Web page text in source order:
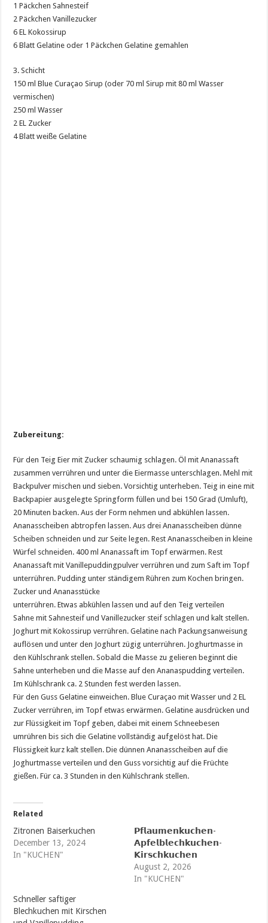
1 Päckchen Sahnesteif
2 Päckchen Vanillezucker
6 EL Kokossirup
6 Blatt Gelatine oder 1 Päckchen Gelatine gemahlen
3. Schicht
150 ml Blue Curaçao Sirup (oder 70 ml Sirup mit 80 ml Wasser
vermischen)
250 ml Wasser
2 EL Zucker
4 Blatt weiße Gelatine
Zubereitung:
Für den Teig Eier mit Zucker schaumig schlagen. Öl mit Ananassaft
zusammen verrühren und unter die Eiermasse unterschlagen. Mehl mit
Backpulver mischen und sieben. Vorsichtig unterheben. Teig in eine mit
Backpapier ausgelegte Springform füllen und bei 150 Grad (Umluft),
20 Minuten backen. Aus der Form nehmen und abkühlen lassen.
Ananasscheiben abtropfen lassen. Aus drei Ananasscheiben dünne
Scheiben schneiden und zur Seite legen. Rest Ananasscheiben in kleine
Würfel schneiden. 400 ml Ananassaft im Topf erwärmen. Rest
Ananassaft mit Vanillepuddingpulver verrühren und zum Saft im Topf
unterrühren. Pudding unter ständigem Rühren zum Kochen bringen.
Zucker und Ananasstücke
unterrühren. Etwas abkühlen lassen und auf den Teig verteilen
Sahne mit Sahnesteif und Vanillezucker steif schlagen und kalt stellen.
Joghurt mit Kokossirup verrühren. Gelatine nach Packungsanweisung
auflösen und unter den Joghurt zügig unterrühren. Joghurtmasse in
den Kühlschrank stellen. Sobald die Masse zu gelieren beginnt die
Sahne unterheben und die Masse auf den Ananaspudding verteilen.
Im Kühlschrank ca. 2 Stunden fest werden lassen.
Für den Guss Gelatine einweichen. Blue Curaçao mit Wasser und 2 EL
Zucker verrühren, im Topf etwas erwärmen. Gelatine ausdrücken und
zur Flüssigkeit im Topf geben, dabei mit einem Schneebesen
umrühren bis sich die Gelatine vollständig aufgelöst hat. Die
Flüssigkeit kurz kalt stellen. Die dünnen Ananasscheiben auf die
Joghurtmasse verteilen und den Guss vorsichtig auf die Früchte
gießen. Für ca. 3 Stunden in den Kühlschrank stellen.
Related
Zitronen Baiserkuchen
December 13, 2024
In "KUCHEN"
𝗣𝗳𝗹𝗮𝘂𝗺𝗲𝗻𝗸𝘂𝗰𝗵𝗲𝗻-
𝗔𝗽𝗳𝗲𝗹𝗯𝗹𝗲𝗰𝗵𝗸𝘂𝗰𝗵𝗲𝗻-
𝗞𝗶𝗿𝘀𝗰𝗵𝗸𝘂𝗰𝗵𝗲𝗻
August 2, 2026
In "KUCHEN"
Schneller saftiger
Blechkuchen mit Kirschen